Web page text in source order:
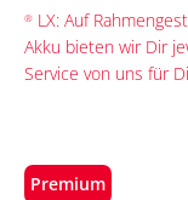
® LX: Auf
Akku bieten wir Dir
Service von uns für
Premium